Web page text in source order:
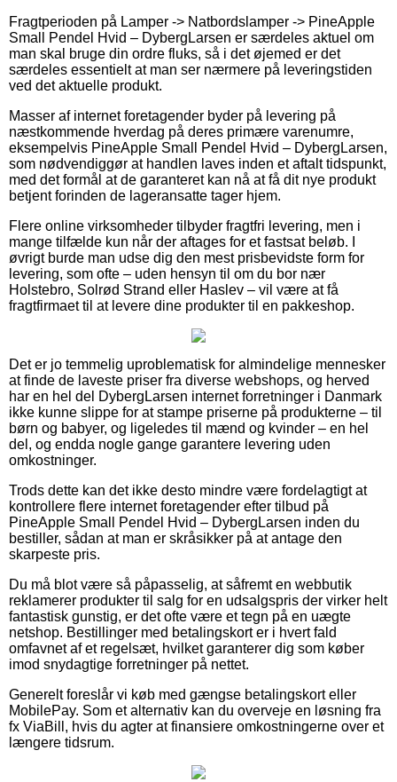
Fragtperioden på Lamper -> Natbordslamper -> PineApple
Small Pendel Hvid – DybergLarsen er særdeles aktuel om
man skal bruge din ordre fluks, så i det øjemed er det
særdeles essentielt at man ser nærmere på leveringstiden
ved det aktuelle produkt.
Masser af internet foretagender byder på levering på
næstkommende hverdag på deres primære varenumre,
eksempelvis PineApple Small Pendel Hvid – DybergLarsen,
som nødvendiggør at handlen laves inden et aftalt tidspunkt,
med det formål at de garanteret kan nå at få dit nye produkt
betjent forinden de lageransatte tager hjem.
Flere online virksomheder tilbyder fragtfri levering, men i
mange tilfælde kun når der aftages for et fastsat beløb. I
øvrigt burde man udse dig den mest prisbevidste form for
levering, som ofte – uden hensyn til om du bor nær
Holstebro, Solrød Strand eller Haslev – vil være at få
fragtfirmaet til at levere dine produkter til en pakkeshop.
Det er jo temmelig uproblematisk for almindelige mennesker
at finde de laveste priser fra diverse webshops, og herved
har en hel del DybergLarsen internet forretninger i Danmark
ikke kunne slippe for at stampe priserne på produkterne – til
børn og babyer, og ligeledes til mænd og kvinder – en hel
del, og endda nogle gange garantere levering uden
omkostninger.
Trods dette kan det ikke desto mindre være fordelagtigt at
kontrollere flere internet foretagender efter tilbud på
PineApple Small Pendel Hvid – DybergLarsen inden du
bestiller, sådan at man er skråsikker på at antage den
skarpeste pris.
Du må blot være så påpasselig, at såfremt en webbutik
reklamerer produkter til salg for en udsalgspris der virker helt
fantastisk gunstig, er det ofte være et tegn på en uægte
netshop. Bestillinger med betalingskort er i hvert fald
omfavnet af et regelsæt, hvilket garanterer dig som køber
imod snydagtige forretninger på nettet.
Generelt foreslår vi køb med gængse betalingskort eller
MobilePay. Som et alternativ kan du overveje en løsning fra
fx ViaBill, hvis du agter at finansiere omkostningerne over et
længere tidsrum.